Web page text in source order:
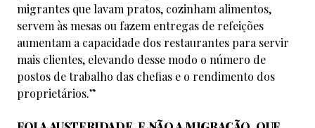
migrantes que lavam pratos, cozinham alimentos,
servem às mesas ou fazem entregas de refeições
aumentam a capacidade dos restaurantes para servir
mais clientes, elevando desse modo o número de
postos de trabalho das chefias e o rendimento dos
proprietários.”